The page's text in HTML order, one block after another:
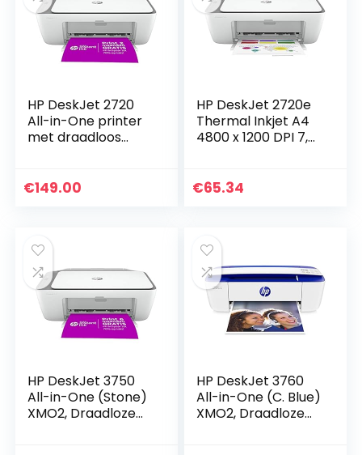
HP DeskJet 2720
All-in-One printer
met draadloos
van 2 maanden, Wit
€149.00
HP DeskJet 2720e
Thermal Inkjet A4
4800 x 1200 DPI 7,5
€65.34
HP DeskJet 3750
All-in-One (Stone)
XMO2, Draadloze
HP DeskJet 3760
All-in-One (C. Blue)
XMO2, Draadloze